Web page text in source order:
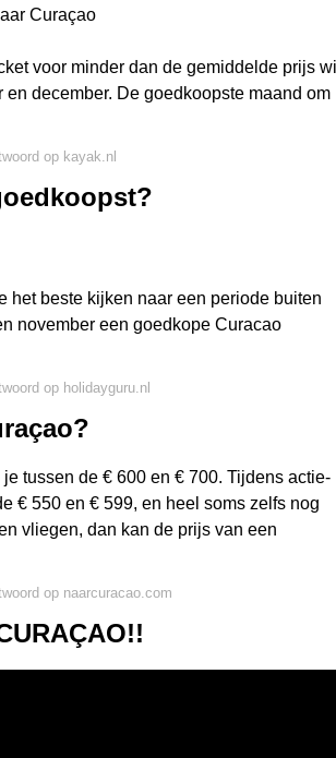
Curaçao
voor minder dan de gemiddelde prijs
december. De goedkoopste maand om
op kayak.nl
het beste kijken naar een periode buiten
november een goedkope Curacao
op holidayguru.nl
tussen de € 600 en € 700. Tijdens actie-
€ 550 en € 599, en heel soms zelfs nog
vliegen, dan kan de prijs van een
op naarcuracao.com